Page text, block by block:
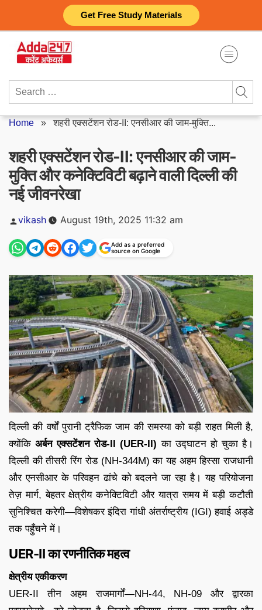
Get Free Study Materials
content
Search
Home »शहरी एक्सटेंशन रोड-II: एनसीआर की जाम-मुक्ति...
शहरी एक्सटेंशन रोड-II: एनसीआर की जाम-
मुक्ति और कनेक्टिविटी बढ़ाने वाली दिल्ली की
नई जीवनरेखा
Posted
vikash August 19th, 2025 11:32 am
Add as a preferred
source on Google
दिल्ली की वर्षों पुरानी ट्रैफिक जाम की समस्या को बड़ी राहत मिली है,
क्योंकिअर्बन एक्सटेंशन रोड-II (UER-II) का उद्घाटन हो चुका है।
दिल्ली की तीसरी रिंग रोड (NH-344M) का यह अहम हिस्सा राजधानी
और एनसीआर के परिवहन ढांचे को बदलने जा रहा है। यह परियोजना
तेज़ मार्ग, बेहतर क्षेत्रीय कनेक्टिविटी और यात्रा समय में बड़ी कटौती
सुनिश्चित करेगी—विशेषकर इंदिरा गांधी अंतर्राष्ट्रीय (IGI) हवाई अड्डे
तक पहुँचने में।
UER-II का रणनीतिक महत्व
क्षेत्रीय एकीकरण
UER-II तीन अहम राजमार्गों—NH-44, NH-09 और द्वारका